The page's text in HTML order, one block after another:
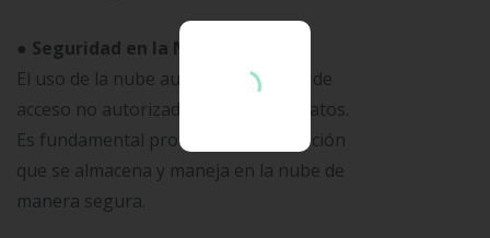
● Seguridad en la Nube
El uso de la nube aumenta el riesgo de
acceso no autorizado y pérdida de datos.
Es fundamental proteger la información
que se almacena y maneja en la nube de
manera segura.